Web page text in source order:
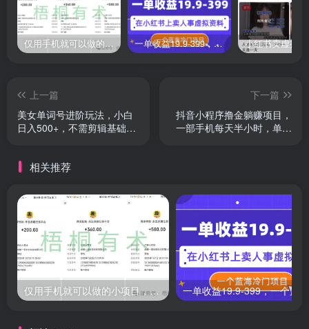
仅用手机就可以做的小项目，当天就能见钱，每天100-300 一单收益19.9-399，一个蓝海冷门项目，在小红书上卖人事虚拟资料
上一篇
美女单词号进阶玩法，小白
日入500+，不需剪辑基础，
下一篇
抖音小程序撸金躺赚项目，
一部手机每天半小时，单个
相关推荐
仅用手机就可以做的小项目，当天就能见钱，每天100-300